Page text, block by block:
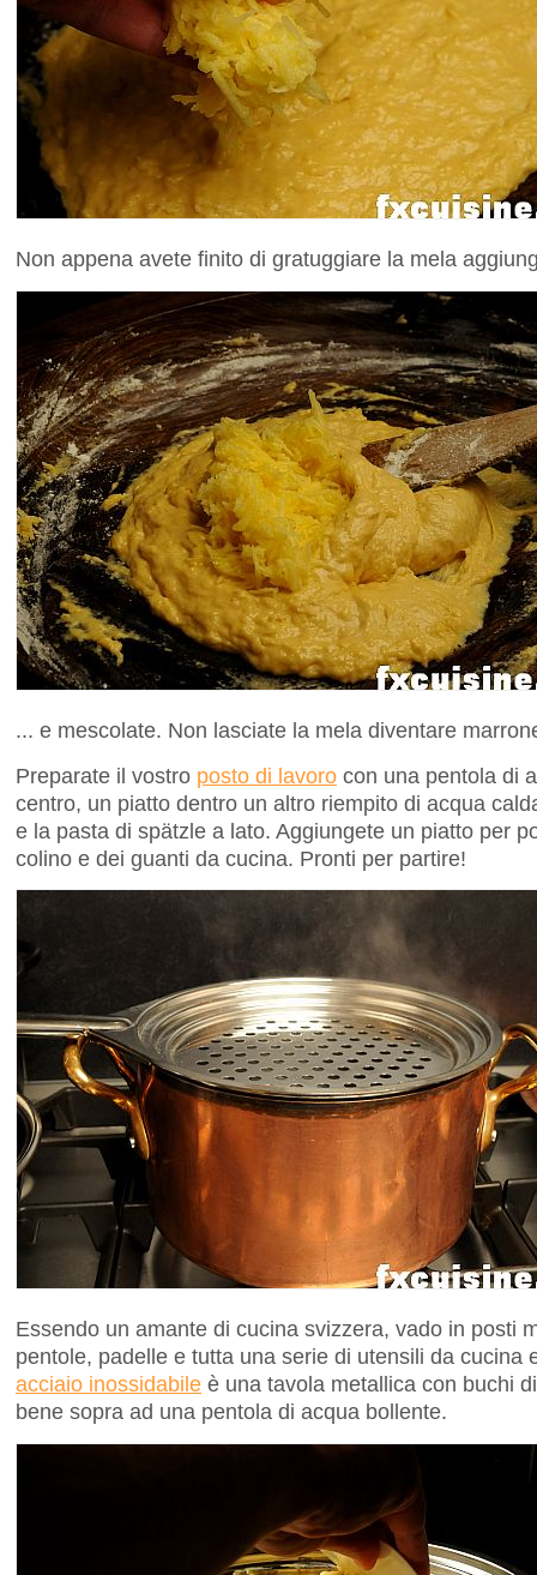
Non appena avete finito di gratuggiare la mela
... e mescolate. Non lasciate la mela diventare
Preparate il vostro posto di lavoro con una pentola di
centro, un piatto dentro un altro riempito di acqua
e la pasta di spätzle a lato. Aggiungete un piatto per
colino e dei guanti da cucina. Pronti per partire!
Essendo un amante di cucina svizzera, vado in posti
pentole, padelle e tutta una serie di utensili da cucina
acciaio inossidabile è una tavola metallica con buchi
bene sopra ad una pentola di acqua bollente.